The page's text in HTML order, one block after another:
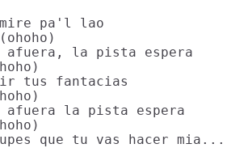
pa'l lao
afuera, la pista espera
tus fantacias
la pista espera
que tu vas hacer mia...